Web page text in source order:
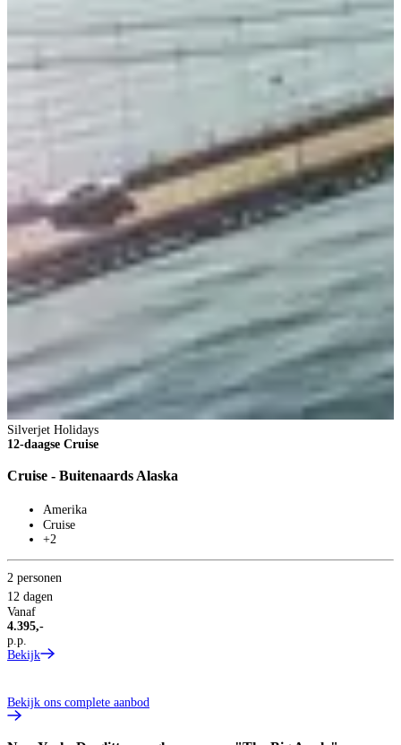
Silverjet Holidays
12-daagse Cruise
Cruise - Buitenaards Alaska
Amerika
Cruise
+2
2 personen
12 dagen
Vanaf
4.395,-
p.p.
Bekijk
Bekijk ons complete aanbod